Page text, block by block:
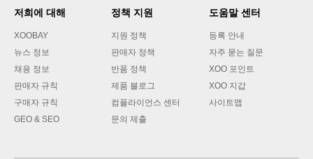
저희에 대해
XOOBAY
뉴스 정보
채용 정보
판매자 규칙
구매자 규칙
GEO & SEO
정책 지원
지원 정책
판매자 정책
반품 정책
제품 블로그
컴플라이언스 센터
문의 제출
도움말 센터
등록 안내
자주 묻는 질문
XOO 포인트
XOO 지갑
사이트맵